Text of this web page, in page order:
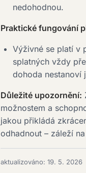
nedohodnou.
Praktické fungování
Výživné se platí v
splatných vždy
dohoda nestanoví
Důležité upozornění:
možnostem a
jakou přikládá
odhadnout – záleží
aktualizováno: 19. 5. 2026